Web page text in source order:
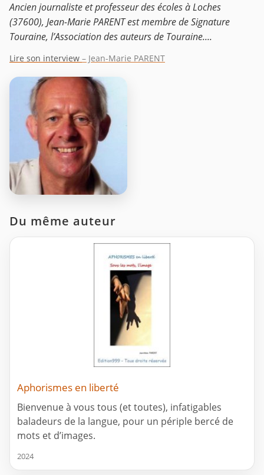
Ancien journaliste et professeur des écoles à Loches
(37600), Jean-Marie PARENT est membre de Signature
Touraine, l’Association des auteurs de Touraine....
Lire son interview – Jean-Marie PARENT
Du même auteur
Aphorismes en liberté
Bienvenue à vous tous (et toutes), infatigables
baladeurs de la langue, pour un périple bercé de
mots et d’images.
2024